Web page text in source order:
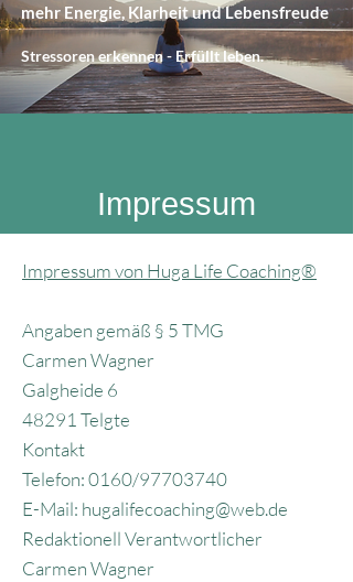
mehr Energie, Klarheit und Lebensfreude
Stressoren erkennen - Erfüllt leben.
Impressum
Impressum von Huga Life Coaching®
Angaben gemäß § 5 TMG
Carmen Wagner
Galgheide 6
48291 Telgte
Kontakt
Telefon: 0160/97703740
E-Mail: hugalifecoaching@web.de
Redaktionell Verantwortlicher
Carmen Wagner